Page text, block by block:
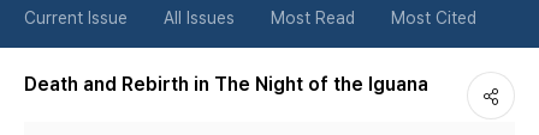
튼
Current Issue All Issues Most Read Most Cited
Death and Rebirth in The Night of the Iguana